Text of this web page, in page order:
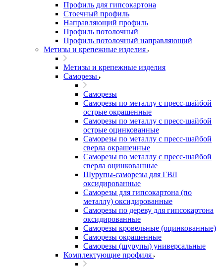
Профиль для гипсокартона
Стоечный профиль
Направляющий профиль
Профиль потолочный
Профиль потолочный направляющий
Метизы и крепежные изделия
Метизы и крепежные изделия
Саморезы
Саморезы
Саморезы по металлу с пресс-шайбой
острые окрашенные
Саморезы по металлу с пресс-шайбой
острые оцинкованные
Саморезы по металлу с пресс-шайбой
сверла окрашенные
Саморезы по металлу с пресс-шайбой
сверла оцинкованные
Шурупы-саморезы для ГВЛ
оксидированные
Саморезы для гипсокартона (по
металлу) оксидированные
Саморезы по дереву для гипсокартона
оксидированные
Саморезы кровельные (оцинкованные)
Саморезы окрашенные
Саморезы (шурупы) универсальные
Комплектующие профиля